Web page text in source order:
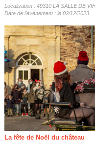
Localisation : 49310 LA SALLE DE
Date de l'évènement : le 02/12/2023
La fête de Noël du château